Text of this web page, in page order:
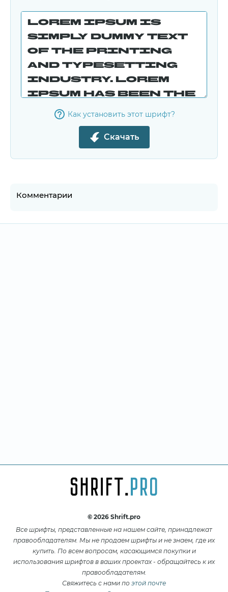
Как установить этот шрифт?
Скачать
Комментарии
© 2026 Shrift.pro
Все шрифты, представленные на нашем сайте, принадлежат
правообладателям. Мы не продаем шрифты и не знаем, где их
купить. По всем вопросам, касающимся покупки и
использования шрифтов в ваших проектах - обращайтесь к их
правообладателям.
Свяжитесь с нами по этой почте